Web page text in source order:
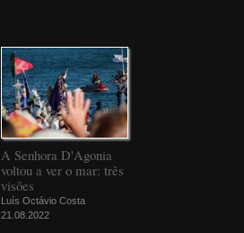
A Senhora D'Agonia
voltou a ver o mar: três
visões
Luís Octávio Costa
21.08.2022